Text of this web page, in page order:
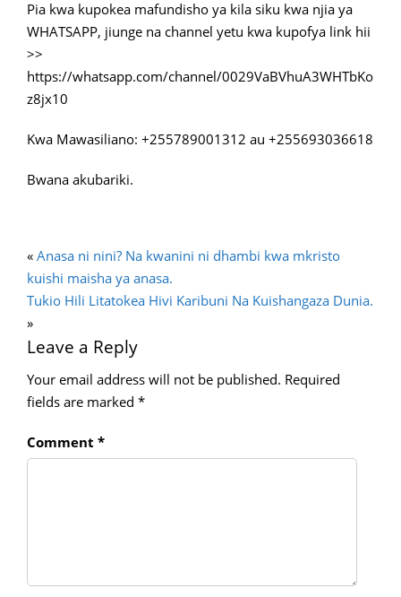
Pia kwa kupokea mafundisho ya kila siku kwa njia ya
WHATSAPP, jiunge na channel yetu kwa kupofya link hii
>>
https://whatsapp.com/channel/0029VaBVhuA3WHTbKo
z8jx10
Kwa Mawasiliano: +255789001312 au +255693036618
Bwana akubariki.
« Anasa ni nini? Na kwanini ni dhambi kwa mkristo
kuishi maisha ya anasa.
Tukio Hili Litatokea Hivi Karibuni Na Kuishangaza Dunia.
»
Leave a Reply
Your email address will not be published. Required
fields are marked *
Comment *